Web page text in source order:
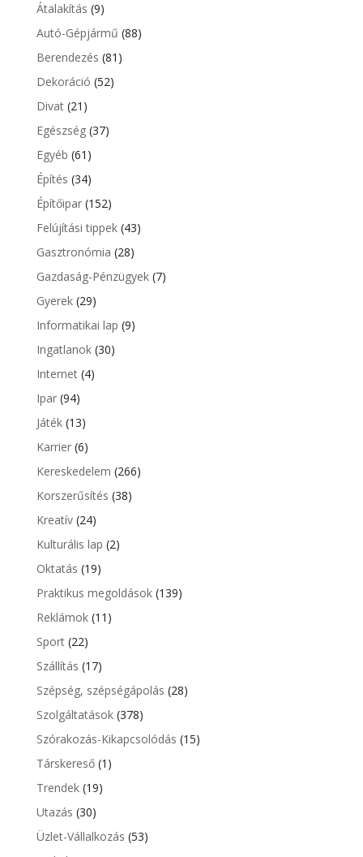
Átalakítás (9)
Autó-Gépjármű (88)
Berendezés (81)
Dekoráció (52)
Divat(21)
Egészség(37)
Egyéb (61)
Építés (34)
Építőipar(152)
Felújítási tippek(43)
Gasztronómia (28)
Gazdaság-Pénzügyek(7)
Gyerek(29)
Informatikai lap (9)
Ingatlanok(30)
Internet(4)
Ipar(94)
Játék(13)
Karrier(6)
Kereskedelem (266)
Korszerűsítés (38)
Kreatív(24)
Kulturális lap (2)
Oktatás (19)
Praktikus megoldások(139)
Reklámok(11)
Sport(22)
Szállítás (17)
Szépség, szépségápolás (28)
Szolgáltatások(378)
Szórakozás-Kikapcsolódás (15)
Társkereső(1)
Trendek(19)
Utazás (30)
Üzlet-Vállalkozás (53)